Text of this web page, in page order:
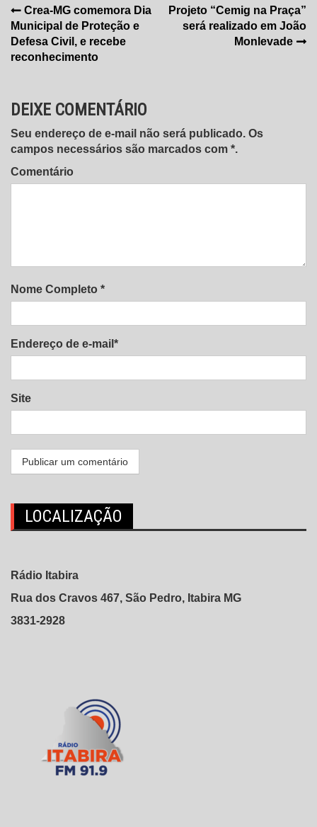
Navegação
de
Post
Crea-MG comemora Dia
Municipal de Proteção e
Defesa Civil, e recebe
reconhecimento
Projeto “Cemig na Praça”
será realizado em João
Monlevade
DEIXE COMENTÁRIO
Seu endereço de e-mail não será publicado. Os
campos necessários são marcados com *.
Comentário
Nome Completo *
Endereço de e-mail*
Site
LOCALIZAÇÃO
Rádio Itabira
Rua dos Cravos 467, São Pedro, Itabira MG
3831-2928